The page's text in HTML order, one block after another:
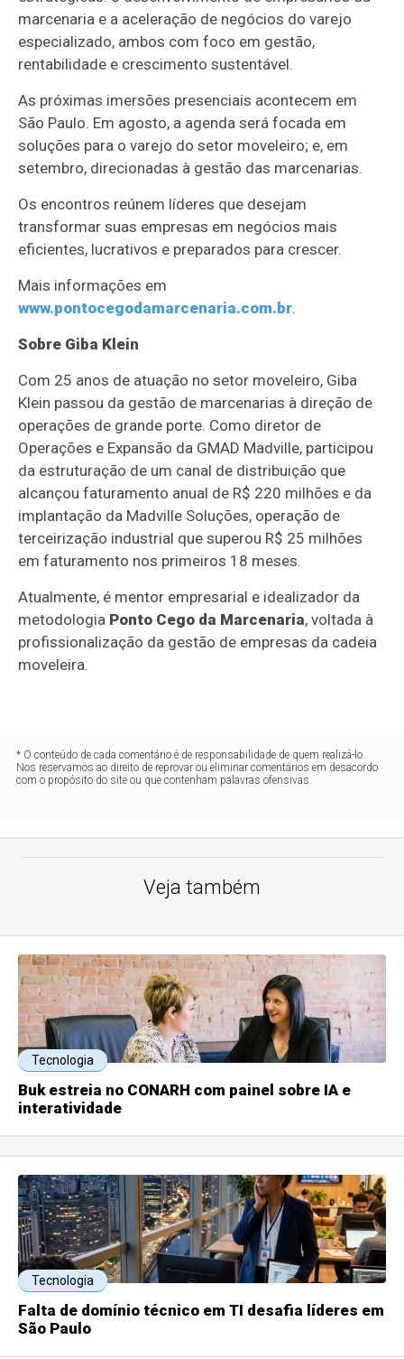
marcenaria e a aceleração de negócios do varejo
especializado, ambos com foco em gestão,
rentabilidade e crescimento sustentável.
As próximas imersões presenciais acontecem em
São Paulo. Em agosto, a agenda será focada em
soluções para o varejo do setor moveleiro; e, em
setembro, direcionadas à gestão das marcenarias.
Os encontros reúnem líderes que desejam
transformar suas empresas em negócios mais
eficientes, lucrativos e preparados para crescer.
Mais informações em
www.pontocegodamarcenaria.com.br.
Sobre Giba Klein
Com 25 anos de atuação no setor moveleiro, Giba
Klein passou da gestão de marcenarias à direção de
operações de grande porte. Como diretor de
Operações e Expansão da GMAD Madville, participou
da estruturação de um canal de distribuição que
alcançou faturamento anual de R$ 220 milhões e da
implantação da Madville Soluções, operação de
terceirização industrial que superou R$ 25 milhões
em faturamento nos primeiros 18 meses.
Atualmente, é mentor empresarial e idealizador da
metodologia Ponto Cego da Marcenaria, voltada à
profissionalização da gestão de empresas da cadeia
moveleira.
* O conteúdo de cada comentário é de responsabilidade de quem realizá-lo.
Nos reservamos ao direito de reprovar ou eliminar comentários em desacordo
com o propósito do site ou que contenham palavras ofensivas.
Veja também
Tecnologia
Buk estreia no CONARH com painel sobre IA e
interatividade
Tecnologia
Falta de domínio técnico em TI desafia líderes em
São Paulo